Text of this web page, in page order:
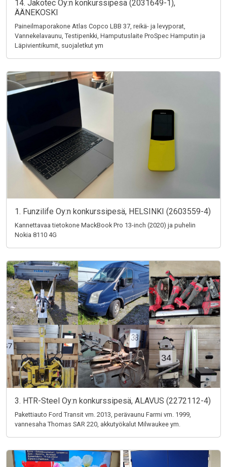
14. Jakotec Oy:n konkurssipesä (2031649-1),
ÄÄNEKOSKI
Paineilmaporakone Atlas Copco LBB 37, reikä- ja levyporat,
Vannekelavaunu, Testipenkki, Hamputuslaite ProSpec Hamputin ja
Läpivientikumit, suojaletkut ym
1. Funzilife Oy:n konkurssipesä, HELSINKI (2603559-4)
Kannettavaa tietokone MackBook Pro 13-inch (2020) ja puhelin
Nokia 8110 4G
3. HTR-Steel Oy:n konkurssipesä, ALAVUS (2272112-4)
Pakettiauto Ford Transit vm. 2013, perävaunu Farmi vm. 1999,
vannesaha Thomas SAR 220, akkutyökalut Milwaukee ym.